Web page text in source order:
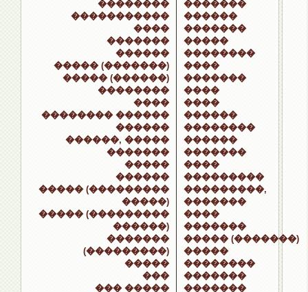
��������
�����������
����
�������
������
����� (�������)
����� (������)
��������
����
�������� ������
������
������, �����
�������
�����
������
����� (���������
�����)
����� (���������
������)
�������
(���������)
�����
���
��� �����
�������
������
�������
�����
��������
����
�������
����
����
������
��������
������
�������
����
���������
���������,
�������
����
�������
����� (�������)
�����
��������
�������
�������